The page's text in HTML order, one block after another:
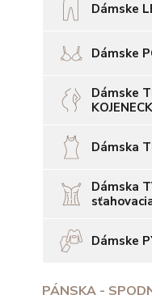
Dámske
Dámske
Dámske
Dámska
Dámska
Dámske
PÁNSKA -